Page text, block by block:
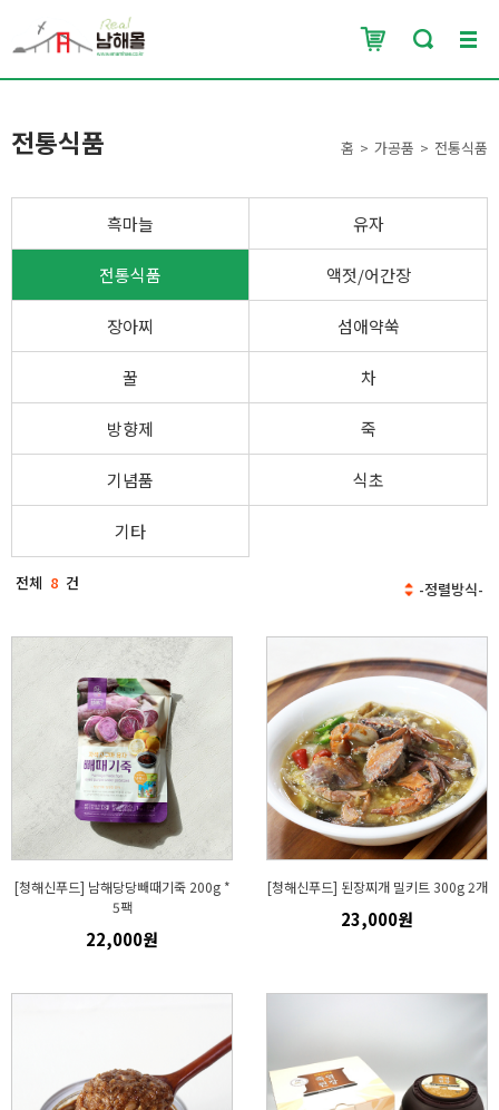
전통식품 홈 가공품 전통식품
흑마늘 유자
전통식품 액젓/어간장
장아찌 섬애약쑥
꿀 차
방향제 죽
기념품 식초
기타
전체 8 건
[청해신푸드] 남해당당빼때기죽 200g *
5팩
22,000원
[청해신푸드] 된장찌개 밀키트 300g 2개
23,000원